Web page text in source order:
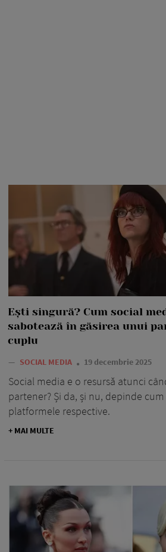
Ești singură? Cum social
sabotează în găsirea unui
cuplu
— SOCIAL MEDIA 19 decembrie 2025
Social media e o resursă atunci
partener? Și da, și nu, depinde
platformele respective.
+ MAI MULTE